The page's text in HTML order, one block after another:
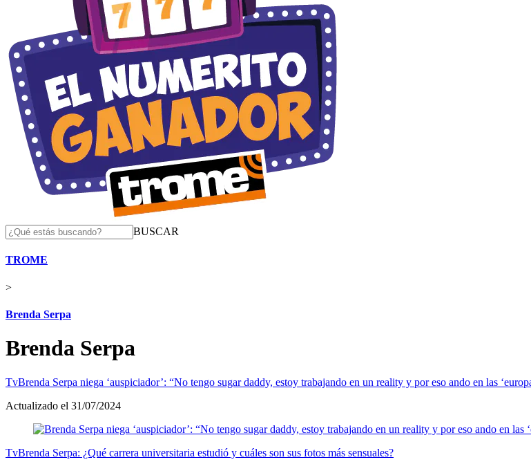
BUSCAR
TROME
>
Brenda Serpa
Brenda Serpa
TvBrenda Serpa niega ‘auspiciador’: “No tengo sugar daddy, estoy trabajando en un reality y por eso ando en las
Actualizado el 31/07/2024
TvBrenda Serpa: ¿Qué carrera universitaria estudió y cuáles son sus fotos más sensuales?